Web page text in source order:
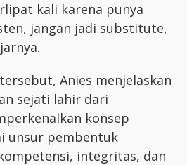
kali karena punya
jangan jadi substitute,
Anies menjelaskan
sejati lahir dari
konsep
unsur pembentuk
integritas, dan